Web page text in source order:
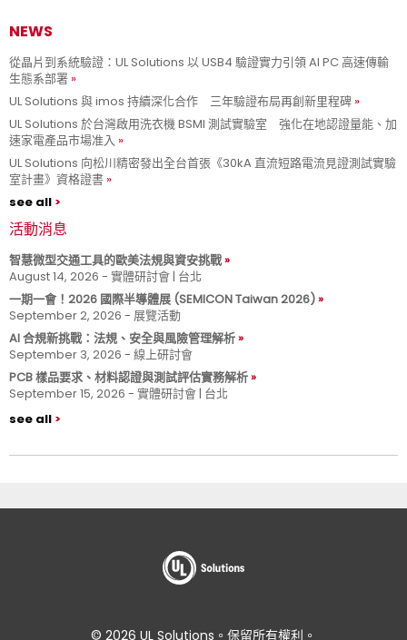
NEWS
從晶片到系統驗證：UL Solutions 以 USB4 驗證實力引領 AI PC 高速傳輸
生態系部署
UL Solutions 與 imos 持續深化合作 三年驗證布局再創新里程碑
UL Solutions 於台灣啟用洗衣機 BSMI 測試實驗室 強化在地認證量能、加
速家電產品市場准入
UL Solutions 向松川精密發出全台首張《30kA 直流短路電流見證測試實驗
室計畫》資格證書
see all
活動消息
智慧微型交通工具的歐美法規與資安挑戰
August 14, 2026 - 實體研討會 | 台北
一期一會！2026 國際半導體展 (SEMICON Taiwan 2026)
September 2, 2026 - 展覽活動
AI 合規新挑戰：法規、安全與風險管理解析
September 3, 2026 - 線上研討會
PCB 樣品要求、材料認證與測試評估實務解析
September 15, 2026 - 實體研討會 | 台北
see all
© 2026 UL Solutions。保留所有權利。